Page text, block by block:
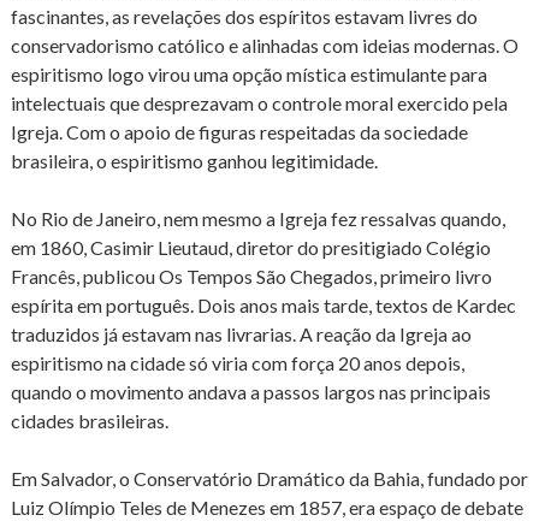
fascinantes, as revelações dos espíritos estavam livres do
conservadorismo católico e alinhadas com ideias modernas. O
espiritismo logo virou uma opção mística estimulante para
intelectuais que desprezavam o controle moral exercido pela
Igreja. Com o apoio de figuras respeitadas da sociedade
brasileira, o espiritismo ganhou legitimidade.
No Rio de Janeiro, nem mesmo a Igreja fez ressalvas quando,
em 1860, Casimir Lieutaud, diretor do presitigiado Colégio
Francês, publicou Os Tempos São Chegados, primeiro livro
espírita em português. Dois anos mais tarde, textos de Kardec
traduzidos já estavam nas livrarias. A reação da Igreja ao
espiritismo na cidade só viria com força 20 anos depois,
quando o movimento andava a passos largos nas principais
cidades brasileiras.
Em Salvador, o Conservatório Dramático da Bahia, fundado por
Luiz Olímpio Teles de Menezes em 1857, era espaço de debate